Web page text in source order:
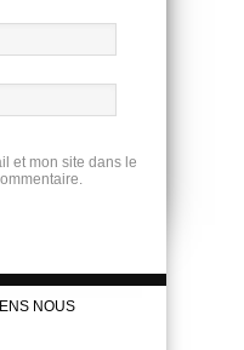
et mon site dans le
NOUS